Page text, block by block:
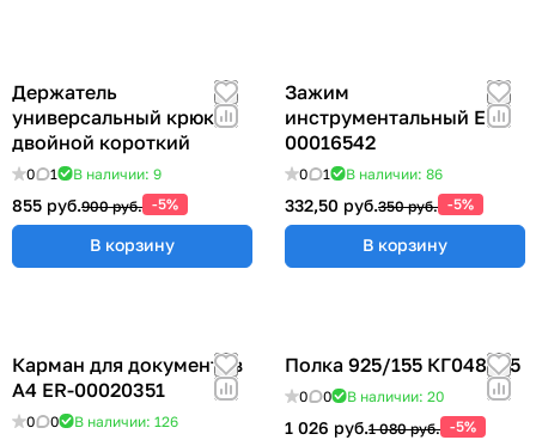
Держатель
универсальный крюк
двойной короткий
0 1 В наличии: 9
855 руб.900 руб. -5%
В корзину
Зажим
инструментальный ER-
00016542
0 1 В наличии: 86
332,50 руб.350 руб. -5%
В корзину
Карман для документов
А4 ER-00020351
0 0 В наличии: 126
Полка 925/155 КГ048825
0 0 В наличии: 20
1 026 руб.1 080 руб. -5%